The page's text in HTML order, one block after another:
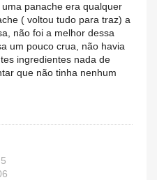
panache era qualquer
( voltou tudo para traz) a
não foi a melhor dessa
um pouco crua, não havia
ingredientes nada de
que não tinha nenhum